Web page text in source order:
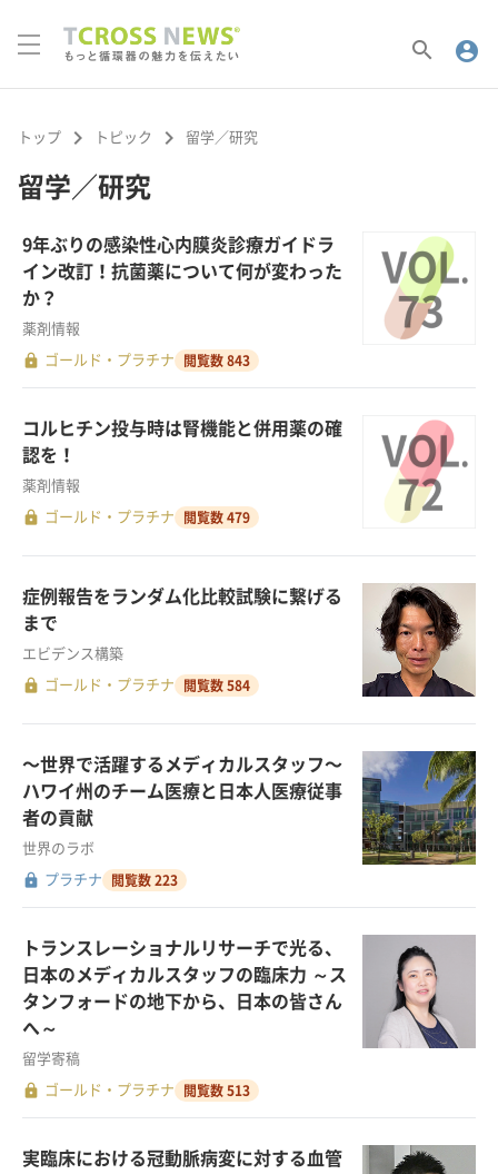
search account_circle
トップ keyboard_arrow_right トピック keyboard_arrow_right 留学／研究
留学／研究
9年ぶりの感染性心内膜炎診療ガイドラ
イン改訂！抗菌薬について何が変わった
か？
薬剤情報
lock ゴールド・プラチナ 閲覧数 843
コルヒチン投与時は腎機能と併用薬の確
認を！
薬剤情報
lock ゴールド・プラチナ 閲覧数 479
症例報告をランダム化比較試験に繋げる
まで
エビデンス構築
lock ゴールド・プラチナ 閲覧数 584
〜世界で活躍するメディカルスタッフ〜
ハワイ州のチーム医療と日本人医療従事
者の貢献
世界のラボ
lock プラチナ 閲覧数 223
トランスレーショナルリサーチで光る、
日本のメディカルスタッフの臨床力 ～ス
タンフォードの地下から、日本の皆さん
へ～
留学寄稿
lock ゴールド・プラチナ 閲覧数 513
実臨床における冠動脈病変に対する血管